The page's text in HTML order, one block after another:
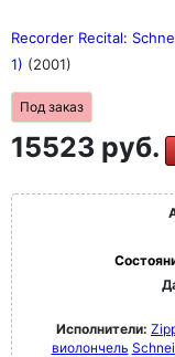
Recorder Recital:
1) (2001)
Под заказ
15523 руб.
Исполнители:
виолончель